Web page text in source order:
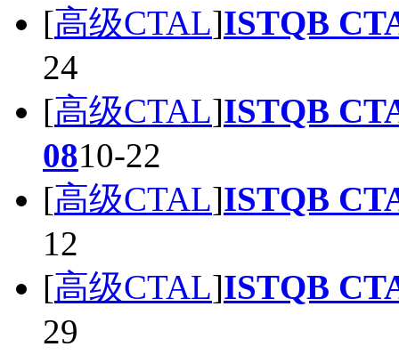
[高级CTAL]ISTQB
24
[高级CTAL]ISTQB
0810-22
[高级CTAL]ISTQB
12
[高级CTAL]ISTQB
29